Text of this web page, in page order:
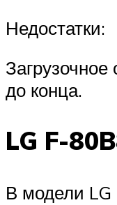
Недостатки:
Загрузочное
до конца.
LG F-
В модели